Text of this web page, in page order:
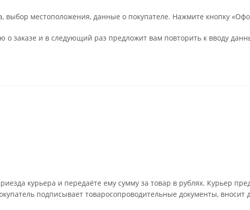
местоположения, данные о покупателе. Нажмите кнопку
заказе и в следующий раз предложит вам повторить к вводу
курьера и передаёте ему сумму за товар в рублях. Курьер
подписывает товаросопроводительные документы, вносит